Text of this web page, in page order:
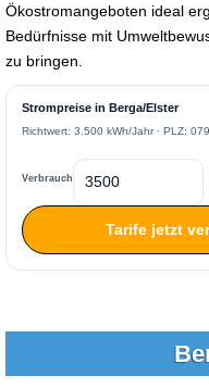
Ökostromangeboten ideal
Bedürfnisse mit
zu bringen.
Strompreise in Berga/Elster
Richtwert: 3.500 kWh/Jahr · PLZ:
Verbrauch
Tarife jetzt